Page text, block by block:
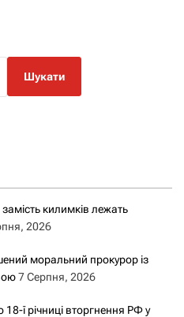
килимків лежать
2026
моральний прокурор із
7 Серпня, 2026
ї річниці вторгнення РФ у